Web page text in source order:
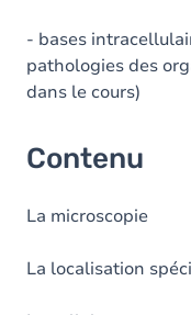
- bases
pathologies des
dans le cours)
Contenu
La microscopie
La localisation